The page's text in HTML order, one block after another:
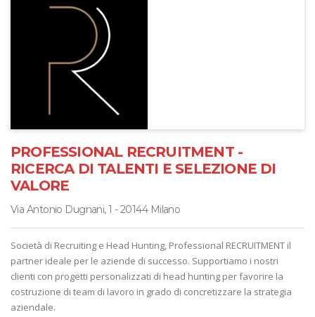
PROFESSIONAL RECRUITMENT -
RICERCA DI TALENTI E SELEZIONE DI
VALORE
Via Antonio Dugnani, 1 - 20144 Milano
Società di Recruiting e Head Hunting, Professional RECRUITMENT il
partner ideale per le aziende di successo. Supportiamo i nostri
clienti con progetti personalizzati di head hunting per favorire la
costruzione di team di lavoro in grado di concretizzare la strategia
aziendale.